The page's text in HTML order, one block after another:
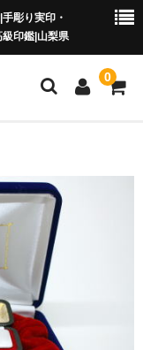
彫り実印・
印鑑|山梨県
0